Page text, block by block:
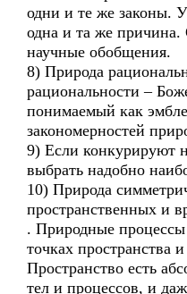
одни и те же законы.
одна и та же
научные обобщения.
8) Природа
рациональности –
понимаемый как
закономерностей
9) Если конкурируют
выбрать надобно
10) Природа
пространственных и
. Природные
точках пространства
Пространство есть
тел и процессов, и